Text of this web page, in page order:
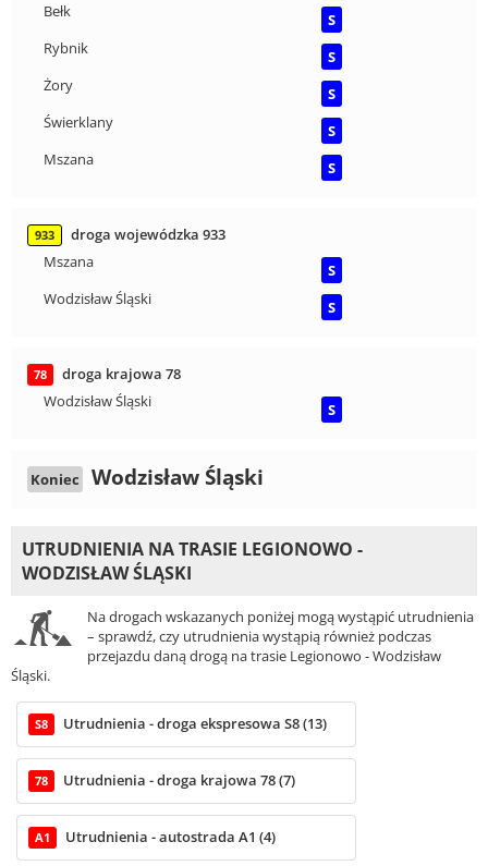
Bełk
S
Rybnik
S
Żory
S
Świerklany
S
Mszana
S
933
droga wojewódzka 933
Mszana
S
Wodzisław Śląski
S
78
droga krajowa 78
Wodzisław Śląski
S
Koniec Wodzisław Śląski
UTRUDNIENIA NA TRASIE LEGIONOWO -
WODZISŁAW ŚLĄSKI
Na drogach wskazanych poniżej mogą wystąpić utrudnienia
– sprawdź, czy utrudnienia wystąpią również podczas
przejazdu daną drogą na trasie Legionowo - Wodzisław
Śląski.
S8 Utrudnienia - droga ekspresowa S8 (13)
78 Utrudnienia - droga krajowa 78 (7)
A1 Utrudnienia - autostrada A1 (4)